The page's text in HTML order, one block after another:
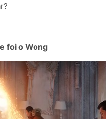
foi o Wong